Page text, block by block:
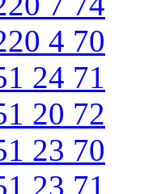
4 70
24 71
20 72
23 70
23 71